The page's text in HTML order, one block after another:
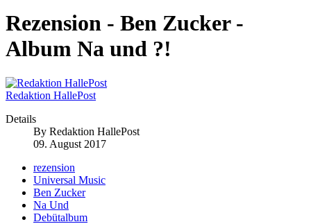
Rezension - Ben Zucker -
Album Na und ?!
Redaktion HallePost
Details
By Redaktion HallePost
09. August 2017
rezension
Universal Music
Ben Zucker
Na Und
Debütalbum